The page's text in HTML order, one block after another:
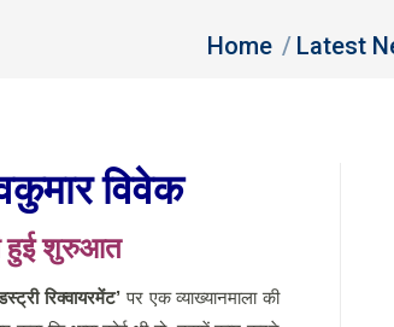
You are here:
Home Latest
विवेक
हुई शुरुआत
रिक्वायरमेंट’ पर एक व्याख्यानमाला की